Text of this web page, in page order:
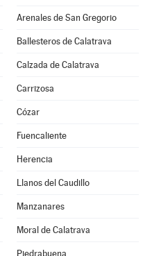
Arenales de San Gregorio
Ballesteros de Calatrava
Calzada de Calatrava
Carrizosa
Cózar
Fuencaliente
Herencia
Llanos del Caudillo
Manzanares
Moral de Calatrava
Piedrabuena